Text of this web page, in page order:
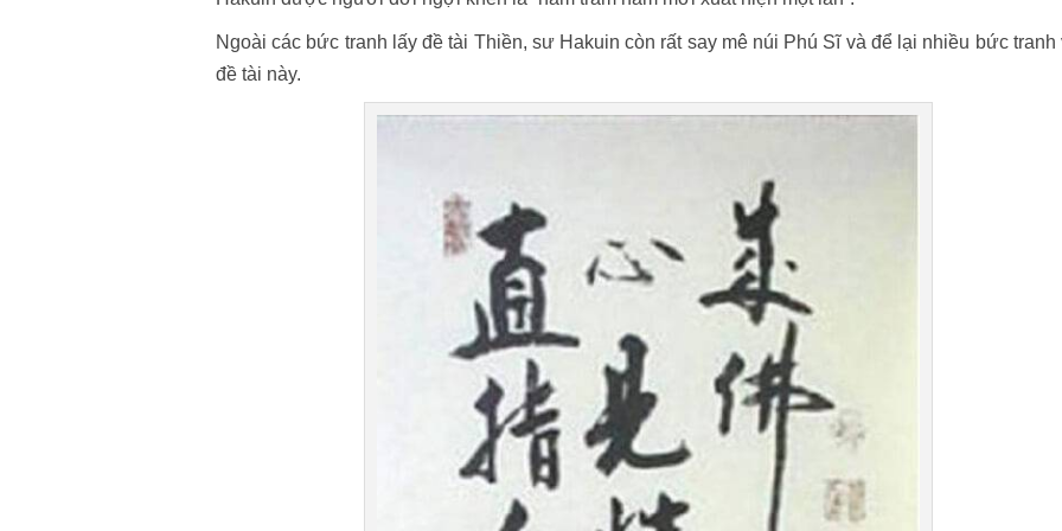
Ngoài các bức tranh lấy đề tài Thiền, sư Hakuin còn rất say mê núi Phú Sĩ và để lại nhiều bức tranh
đề tài này.